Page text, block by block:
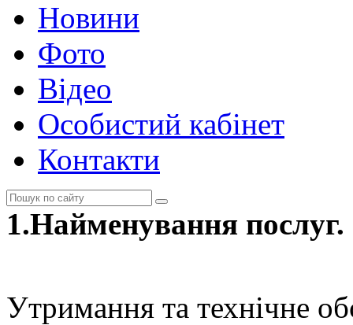
Новини
Фото
Відео
Особистий кабінет
Контакти
1.Найменування послуг.
Утримання та технічне